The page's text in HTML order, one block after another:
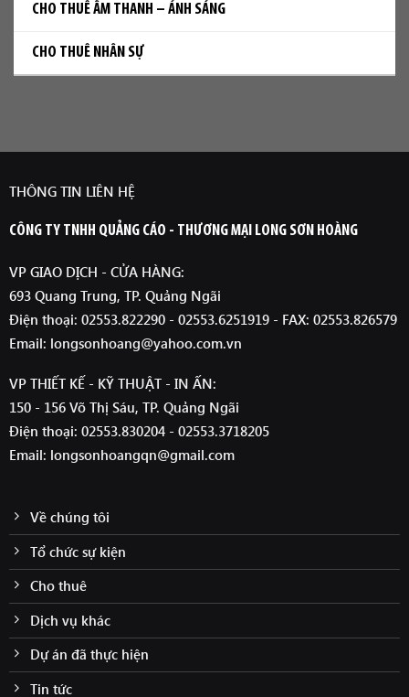
CHO THUÊ ÂM THANH – ÁNH SÁNG
CHO THUÊ NHÂN SỰ
THÔNG TIN LIÊN HỆ
CÔNG TY TNHH QUẢNG CÁO - THƯƠNG MẠI LONG SƠN HOÀNG
VP GIAO DỊCH - CỬA HÀNG:
693 Quang Trung, TP. Quảng Ngãi
Điện thoại: 02553.822290 - 02553.6251919 - FAX: 02553.826579
Email: longsonhoang@yahoo.com.vn
VP THIẾT KẾ - KỸ THUẬT - IN ẤN:
150 - 156 Võ Thị Sáu, TP. Quảng Ngãi
Điện thoại: 02553.830204 - 02553.3718205
Email: longsonhoangqn@gmail.com
Về chúng tôi
Tổ chức sự kiện
Cho thuê
Dịch vụ khác
Dự án đã thực hiện
Tin tức